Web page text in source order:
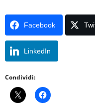
Facebook
LinkedIn
Condividi: